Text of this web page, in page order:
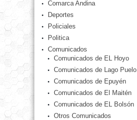
Comarca Andina
Deportes
Policiales
Politica
Comunicados
Comunicados de EL Hoyo
Comunicados de Lago Puelo
Comunicados de Epuyén
Comunicados de El Maitén
Comunicados de EL Bolsón
Otros Comunicados